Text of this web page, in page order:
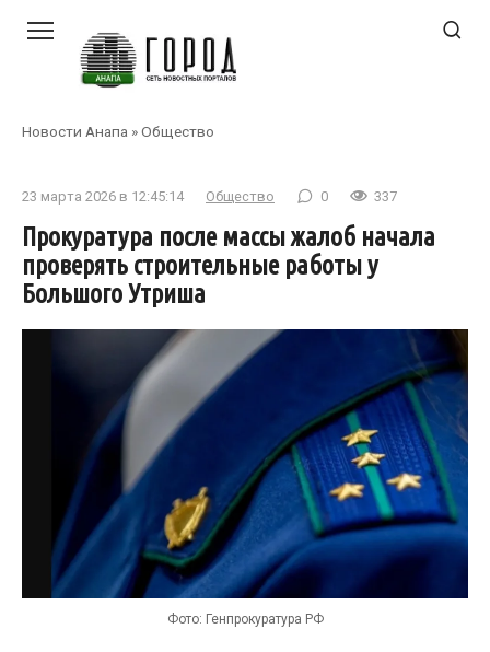
Новости Анапа »Общество
23 марта 2026 в 12:45:14 Общество 0 337
Прокуратура после массы жалоб начала
проверять строительные работы у
Большого Утриша
Фото: Генпрокуратура РФ